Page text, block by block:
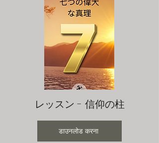
レッスン - 信仰の柱
डाउनलोड करना